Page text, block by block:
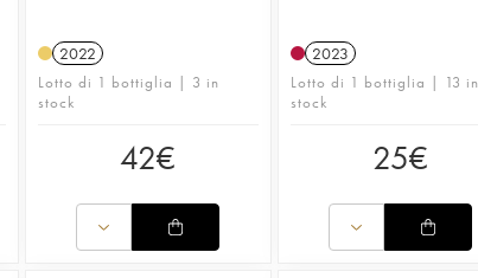
2022
Lotto di 1 bottiglia | 3 in
stock
42€
2023
Lotto di 1 bottiglia | 13 in
stock
25€